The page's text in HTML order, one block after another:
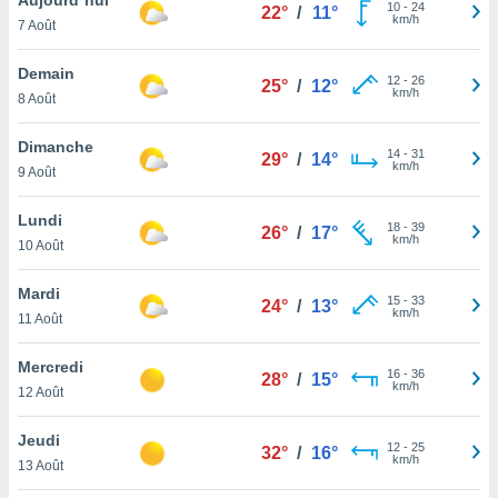
et
»,
au
vous
qu'ils
ou
le
ainsi
un
la
du
7 Août
22° / 11° 10- 24
km/h
Demain
8 Août
25° / 12° 12- 26
km/h
Dimanche
9 Août
29° / 14° 14- 31
km/h
Lundi
10 Août
26° / 17° 18- 39
km/h
Mardi
11 Août
24° / 13° 15- 33
km/h
Mercredi
12 Août
28° / 15° 16- 36
km/h
Jeudi
13 Août
32° / 16° 12- 25
km/h